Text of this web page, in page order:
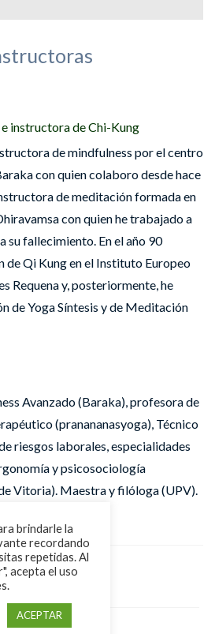
instructora de Chi-Kung
de mindfulness por el centro
con quien colaboro desde hace
de meditación formada en
con quien he trabajado a
su fallecimiento. En el año 90
de Qi Kung en el Instituto Europeo
Requena y, posteriormente, he
de Yoga Síntesis y de Meditación
Avanzado (Baraka), profesora de
(pranananasyoga), Técnico
riesgos laborales, especialidades
y psicosociología
Vitoria). Maestra y filóloga (UPV).
brindarle la
recordando
repetidas. Al
acepta el uso
ACEPTAR